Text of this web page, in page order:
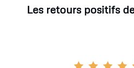
Les retours positifs